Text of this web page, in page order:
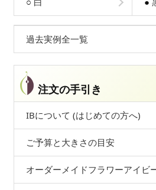
過去実例全一覧
注文の手引き
IBについて (はじめての方へ)
ご予算と大きさの目安
オーダーメイドフラワーアイビ